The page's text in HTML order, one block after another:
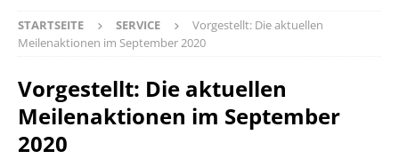
STARTSEITE SERVICE
Vorgestellt: Die aktuellen
Meilenaktionen im September 2020
Vorgestellt: Die aktuellen
Meilenaktionen im September
2020